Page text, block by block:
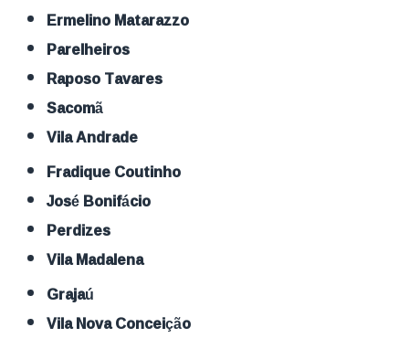
Ermelino Matarazzo
Parelheiros
Raposo Tavares
Sacomã
Vila Andrade
Fradique Coutinho
José Bonifácio
Perdizes
Vila Madalena
Grajaú
Vila Nova Conceição